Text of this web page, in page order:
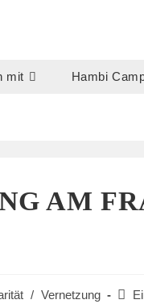
mit Hambi
AM
/ Vernetzung